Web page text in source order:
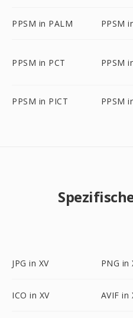
PPSM in PALM PPSM
PPSM in PCT PPSM
PPSM in PICT PPSM
JPG in XV PNG in
ICO in XV AVIF in